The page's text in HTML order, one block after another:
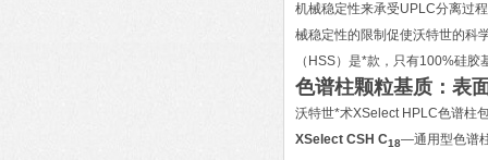
机械稳定性来承受UPLC分离过
械稳定性的限制促使沃特世的科
（HSS）是*款，只有100%硅
色谱柱颗粒基质：表
沃特世*术XSelect HPLC色谱柱
XSelect CSH C18—通用型色谱